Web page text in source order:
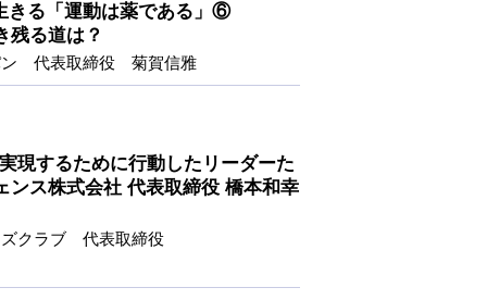
きる「運動は薬である」⑥
残る道は？
ン 代表取締役 菊賀信雅
現するために行動したリーダーた
ス株式会社 代表取締役 橋本和幸
ズクラブ 代表取締役